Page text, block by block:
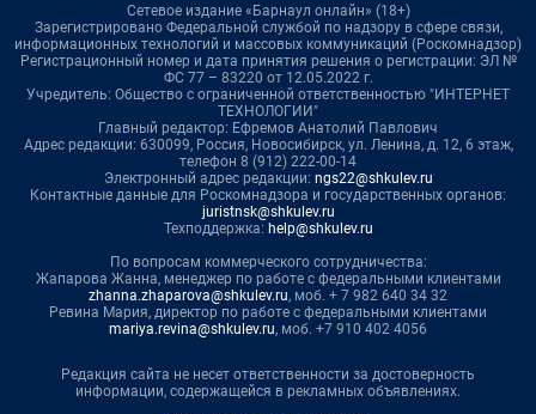
Сетевое издание «Барнаул онлайн» (18+)
Зарегистрировано Федеральной службой по надзору в сфере связи,
информационных технологий и массовых коммуникаций (Роскомнадзор)
Регистрационный номер и дата принятия решения о регистрации: ЭЛ №
ФС 77 – 83220 от 12.05.2022 г.
Учредитель: Общество с ограниченной ответственностью "ИНТЕРНЕТ
ТЕХНОЛОГИИ"
Главный редактор: Ефремов Анатолий Павлович
Адрес редакции: 630099, Россия, Новосибирск, ул. Ленина, д. 12, 6 этаж,
телефон 8 (912) 222-00-14
Электронный адрес редакции: ngs22@shkulev.ru
Контактные данные для Роскомнадзора и государственных органов:
juristnsk@shkulev.ru
Техподдержка: help@shkulev.ru
По вопросам коммерческого сотрудничества:
Жапарова Жанна, менеджер по работе с федеральными клиентами
zhanna.zhaparova@shkulev.ru, моб. + 7 982 640 34 32
Ревина Мария, директор по работе с федеральными клиентами
mariya.revina@shkulev.ru, моб. +7 910 402 4056
Редакция сайта не несет ответственности за достоверность
информации, содержащейся в рекламных объявлениях.